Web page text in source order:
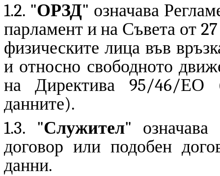
1.2. "ОРЗД" означава
парламент и на Съвета от
физическите лица във
и относно свободното
на Директива 95/46/ЕО
данните).
1.3. "Служител" означава
договор или подобен
данни.